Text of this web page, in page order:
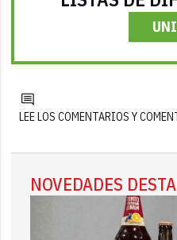
LEE LOS COMENTARIOS Y
NOVEDADES